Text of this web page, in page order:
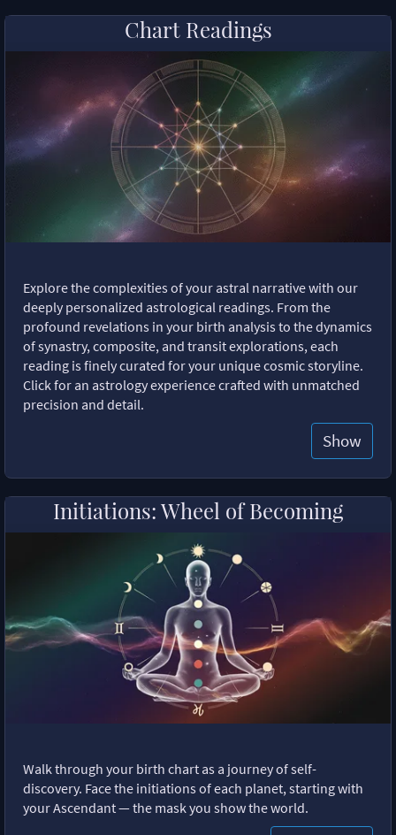
Chart Readings
Explore the complexities of your astral narrative with our
deeply personalized astrological readings. From the
profound revelations in your birth analysis to the dynamics
of synastry, composite, and transit explorations, each
reading is finely curated for your unique cosmic storyline.
Click for an astrology experience crafted with unmatched
precision and detail.
Show
Initiations: Wheel of Becoming
Walk through your birth chart as a journey of self-
discovery. Face the initiations of each planet, starting with
your Ascendant — the mask you show the world.